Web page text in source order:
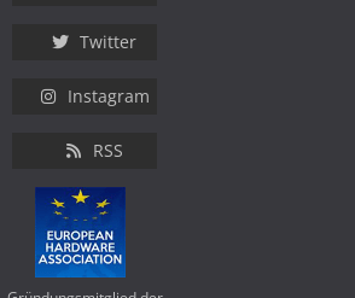
Twitter
Instagram
RSS